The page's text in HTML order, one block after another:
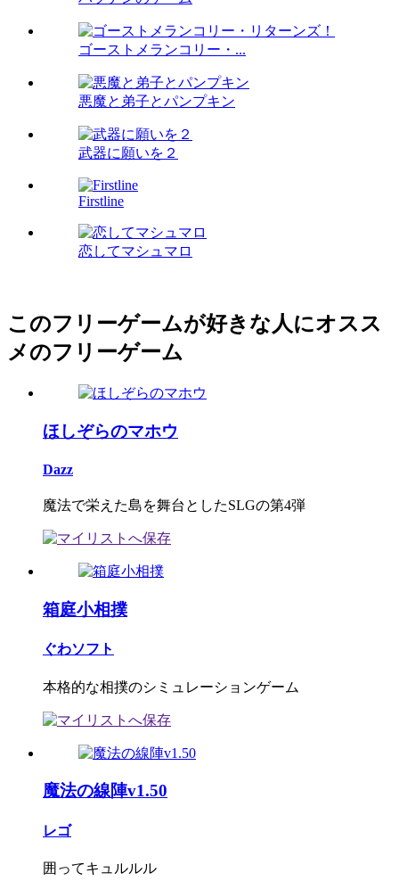
ゴーストメランコリー・...
悪魔と弟子とパンプキン
武器に願いを２
Firstline
恋してマシュマロ
このフリーゲームが好きな人にオスス
メのフリーゲーム
ほしぞらのマホウ
Dazz
魔法で栄えた島を舞台としたSLGの第4弾
箱庭小相撲
ぐわソフト
本格的な相撲のシミュレーションゲーム
魔法の線陣v1.50
レゴ
囲ってキュルルル